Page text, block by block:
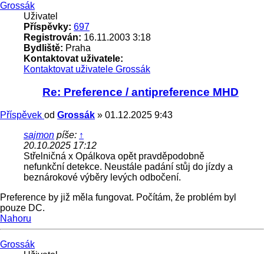
Grossák
Uživatel
Příspěvky: 697
Registrován: 16.11.2003 3:18
Bydliště: Praha
Kontaktovat uživatele:
Kontaktovat uživatele Grossák
Re: Preference / antipreference MHD
Příspěvek od Grossák » 01.12.2025 9:43
sajmon píše: ↑
20.10.2025 17:12
Střelničná x Opálkova opět pravděpodobně
nefunkční detekce. Neustále padání stůj do jízdy a
beznárokové výběry levých odbočení.
Preference by již měla fungovat. Počítám, že problém byl
pouze DC.
Nahoru
Grossák